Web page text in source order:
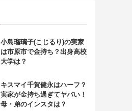
小島瑠璃子(こじるり)の実家
は市原市で金持ち？出身高校
大学は？
キスマイ千賀健永はハーフ？
実家が金持ち過ぎてヤバい！
母・弟のインスタは？